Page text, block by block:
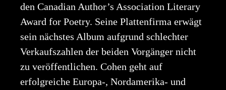
den Canadian Author’s Association Literary
Award for Poetry. Seine Plattenfirma erwägt
sein nächstes Album aufgrund schlechter
Verkaufszahlen der beiden Vorgänger nicht
zu veröffentlichen. Cohen geht auf
erfolgreiche Europa-, Nordamerika- und